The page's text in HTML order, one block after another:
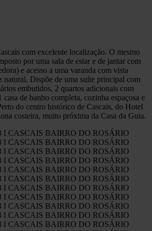
com excelente localização. O mesmo
por uma sala de estar e de jantar com
e acesso a uma varanda com vista
natural. Dispõe de uma suíte principal com
embutidos, 2 quartos adicionais com
de banho completa, cozinha espaçosa e
do centro histórico de Cascais, do Hotel
costeira, muito próxima da Casa da Guia.